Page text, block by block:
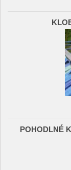
POHODLNÉ